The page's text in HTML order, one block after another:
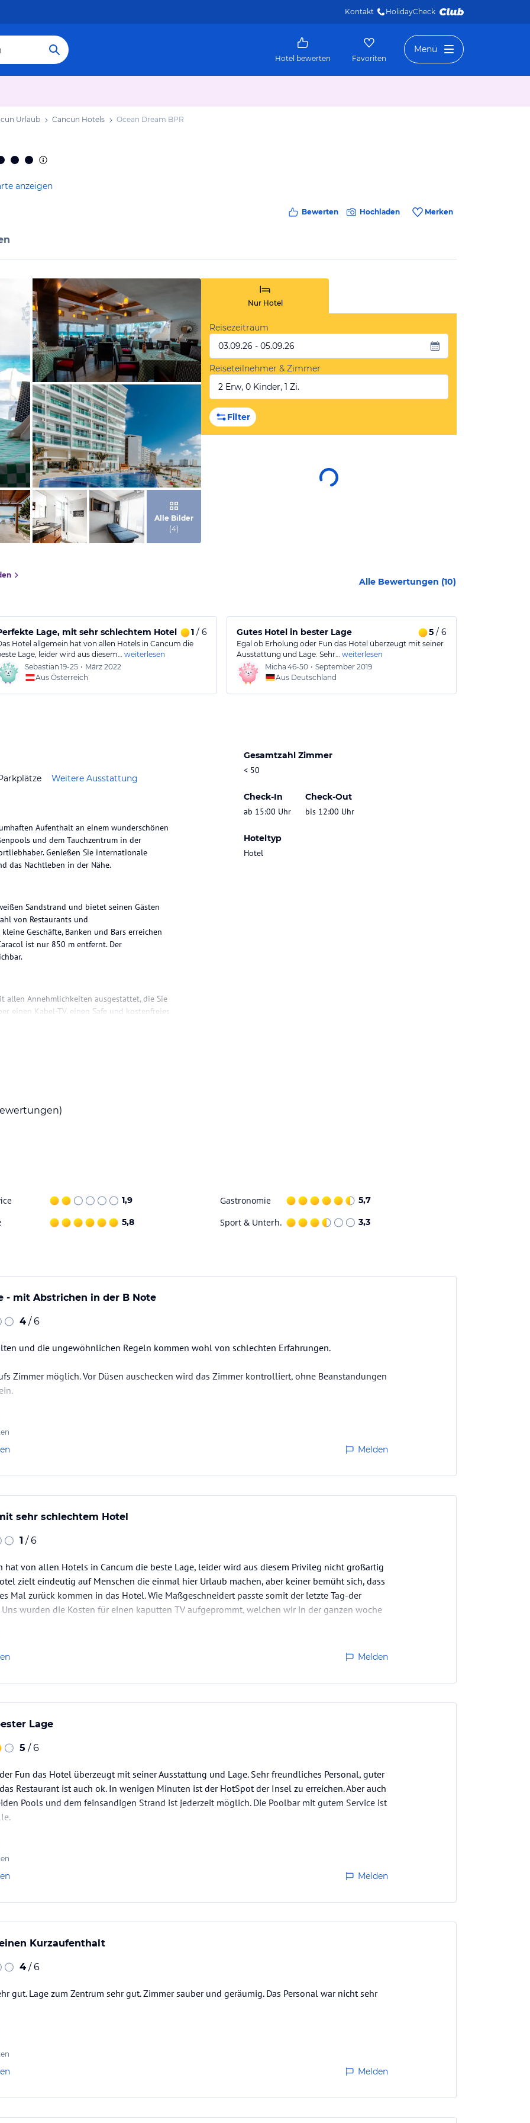
Kontakt HolidayCheck
Hotel bewerten Favoriten
Menü
Urlaub Cancun Hotels Ocean Dream BPR
anzeigen
Bewerten Hochladen Merken
von Booking.com
von Booking.com
Alle Bilder
(4)
Nur Hotel
Reisezeitraum
03.09.26 - 05.09.26
Reiseteilnehmer & Zimmer
2 Erw, 0 Kinder, 1 Zi.
Filter
Alle Bewertungen (10)
Lage, mit sehr schlechtem Hotel 1/ 6
Hotel allgemein hat von allen Hotels in Cancum die
Lage, leider wird aus diesem… weiterlesen
Sebastian 19-25 • März 2022
Aus Österreich
Gutes Hotel in bester Lage 5/ 6
Egal ob Erholung oder Fun das Hotel überzeugt mit seiner
Ausstattung und Lage. Sehr… weiterlesen
Micha 46-50 • September 2019
Aus Deutschland
Weitere Ausstattung
Gesamtzahl Zimmer
< 50
Check-In
ab 15:00 Uhr
Check-Out
bis 12:00 Uhr
Hoteltyp
Hotel
Aufenthalt an einem wunderschönen
und dem Tauchzentrum in der
Genießen Sie internationale
das Nachtleben in der Nähe.
Sandstrand und bietet seinen Gästen
von Restaurants und
Geschäfte, Banken und Bars erreichen
ist nur 850 m entfernt. Der
allen Annehmlichkeiten ausgestattet, die Sie
einen Kabel-TV, einen Safe und kostenfreies
einer Dusche ausgestattet.
und entspannen. Für
Unterwassererlebnisse bietet.
genießen und sich im kristallklaren Wasser
1,9 Gastronomie 5,7
5,8 Sport & Unterh. 3,3
- mit Abstrichen in der B Note
4 / 6
und die ungewöhnlichen Regeln kommen wohl von schlechten Erfahrungen.
Zimmer möglich. Vor Düsen auschecken wird das Zimmer kontrolliert, ohne Beanstandungen
Melden
sehr schlechtem Hotel
1 / 6
hat von allen Hotels in Cancum die beste Lage, leider wird aus diesem Privileg nicht großartig
zielt eindeutig auf Menschen die einmal hier Urlaub machen, aber keiner bemüht sich, dass
Mal zurück kommen in das Hotel. Wie Maßgeschneidert passte somit der letzte Tag-der
Uns wurden die Kosten für einen kaputten TV aufgeprommt, welchen wir in der ganzen woche
Melden
Lage
5 / 6
Fun das Hotel überzeugt mit seiner Ausstattung und Lage. Sehr freundliches Personal, guter
Restaurant ist auch ok. In wenigen Minuten ist der HotSpot der Insel zu erreichen. Aber auch
Pools und dem feinsandigen Strand ist jederzeit möglich. Die Poolbar mit gutem Service ist
Melden
Kurzaufenthalt
4 / 6
gut. Lage zum Zentrum sehr gut. Zimmer sauber und geräumig. Das Personal war nicht sehr
Melden